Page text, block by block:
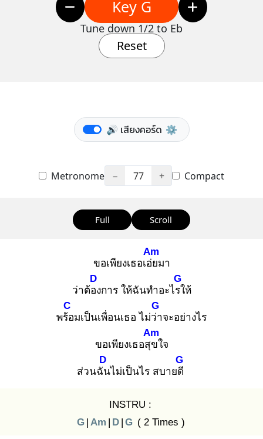
Key G
Tune down 1/2 to Eb
Reset
🔊 เสียงคอร์ด ⚙️
Metronome − 77 + Compact
Full Scroll
ขอเพียงเธอเอ่ย
Am
มา
ว่าต้อง
D
การ ให้ฉันทำอะไรใ
G
ห้
พร้อ
C
มเป็นเพื่อนเธอ ไม่ว่า
G
จะอย่างไร
ขอเพียงเธอสุข
Am
ใจ
ส่วนฉัน
D
ไม่เป็นไร สบายดี
G
INSTRU :
G | Am | D | G ( 2 Times )